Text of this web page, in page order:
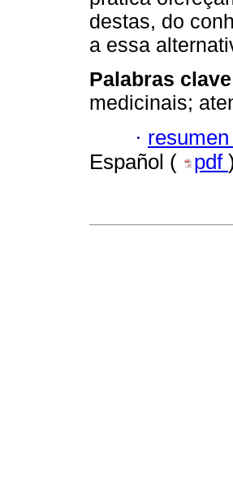
destas, do
a essa
Palabras
medicinais;
·
Español (
pdf )